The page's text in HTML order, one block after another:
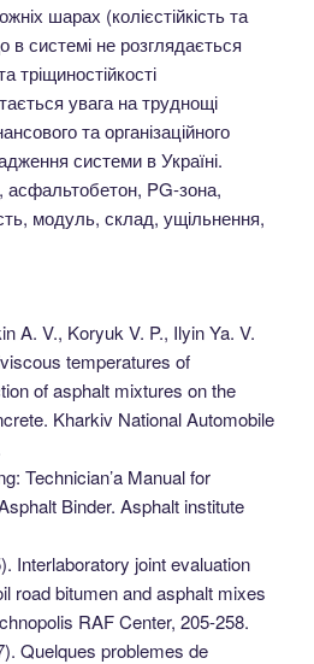
шарах (колієстійкість та
системі не розглядається
тріщиностійкості
увага на труднощі
та організаційного
системи в Україні.
асфальтобетон, PG-зона,
модуль, склад, ущільнення,
A. V., Koryuk V. P., Ilyin Ya. V.
temperatures of
of asphalt mixtures on the
Kharkiv National Automobile
Technician’a Manual for
Binder. Asphalt institute
Interlaboratory joint evaluation
road bitumen and asphalt mixes
RAF Center, 205-258.
Quelques problemes de